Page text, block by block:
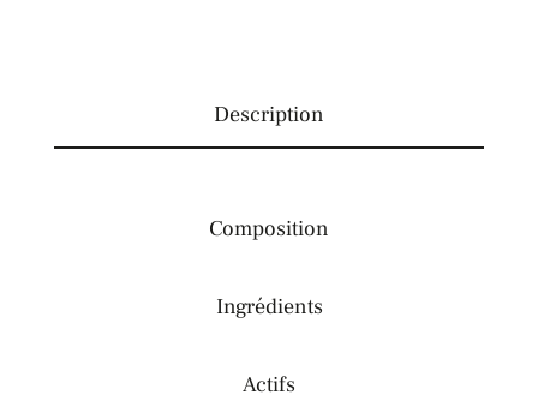
Description
Composition
Ingrédients
Actifs